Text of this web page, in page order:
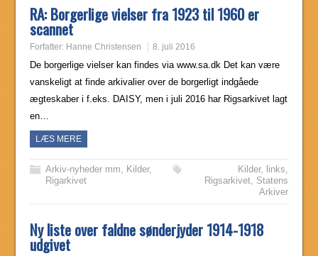
RA: Borgerlige vielser fra 1923 til 1960 er
scannet
Forfatter: Hanne Christensen 8. juli 2016
De borgerlige vielser kan findes via www.sa.dk Det kan være
vanskeligt at finde arkivalier over de borgerligt indgåede
ægteskaber i f.eks. DAISY, men i juli 2016 har Rigsarkivet lagt
en…
LÆS MERE
Arkiv-nyheder mm Kilder,
Rigarkivet
Kilder, links
Rigsarkivet, Statens
Arkiver
Ny liste over faldne sønderjyder 1914-1918
udgivet